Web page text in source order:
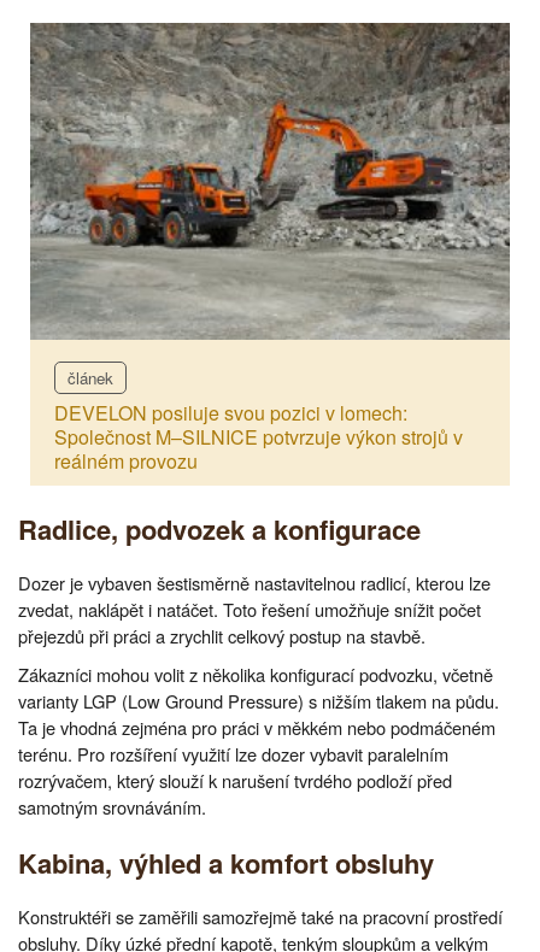
článek
DEVELON posiluje svou pozici v lomech:
Společnost M–SILNICE potvrzuje výkon strojů v
reálném provozu
Radlice, podvozek a konfigurace
Dozer je vybaven šestisměrně nastavitelnou radlicí, kterou lze
zvedat, naklápět i natáčet. Toto řešení umožňuje snížit počet
přejezdů při práci a zrychlit celkový postup na stavbě.
Zákazníci mohou volit z několika konfigurací podvozku, včetně
varianty LGP (Low Ground Pressure) s nižším tlakem na půdu.
Ta je vhodná zejména pro práci v měkkém nebo podmáčeném
terénu. Pro rozšíření využití lze dozer vybavit paralelním
rozrývačem, který slouží k narušení tvrdého podloží před
samotným srovnáváním.
Kabina, výhled a komfort obsluhy
Konstruktéři se zaměřili samozřejmě také na pracovní prostředí
obsluhy. Díky úzké přední kapotě, tenkým sloupkům a velkým